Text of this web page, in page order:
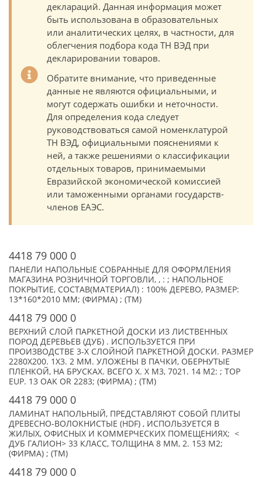
деклараций. Данная информация может
быть использована в образовательных
или аналитических целях, в частности, для
облегчения подбора кода ТН ВЭД при
декларировании товаров.
Обратите внимание, что приведенные
данные не являются официальными, и
могут содержать ошибки и неточности.
Для определения кода следует
руководствоваться самой номенклатурой
ТН ВЭД, официальными пояснениями к
ней, а также решениями о классификации
отдельных товаров, принимаемыми
Евразийской экономической комиссией
или таможенными органами государств-
членов ЕАЭС.
4418 79 000 0
ПАНЕЛИ НАПОЛЬНЫЕ СОБРАННЫЕ ДЛЯ ОФОРМЛЕНИЯ
МАГАЗИНА РОЗНИЧНОЙ ТОРГОВЛИ, , : ; НАПОЛЬНОЕ
ПОКРЫТИЕ, СОСТАВ(МАТЕРИАЛ) : 100% ДЕРЕВО, РАЗМЕР:
13*160*2010 MM; (ФИРМА) ; (TM)
4418 79 000 0
ВЕРХНИЙ СЛОЙ ПАРКЕТНОЙ ДОСКИ ИЗ ЛИСТВЕННЫХ
ПОРОД ДЕРЕВЬЕВ (ДУБ) . ИСПОЛЬЗУЕТСЯ ПРИ
ПРОИЗВОДСТВЕ 3-Х СЛОЙНОЙ ПАРКЕТНОЙ ДОСКИ. РАЗМЕР
2280Х200. 1Х3. 2 ММ. УЛОЖЕНЫ В ПАЧКИ, ОБЕРНУТЫЕ
ПЛЕНКОЙ, НА БРУСКАХ. ВСЕГО X. X М3, 7021. 14 М2: ; TOP
EUP. 13 OAK OR 2283; (ФИРМА) ; (TM)
4418 79 000 0
ЛАМИНАТ НАПОЛЬНЫЙ, ПРЕДСТАВЛЯЮТ СОБОЙ ПЛИТЫ
ДРЕВЕСНО-ВОЛОКНИСТЫЕ (HDF) , ИСПОЛЬЗУЕТСЯ В
ЖИЛЫХ, ОФИСНЫХ И КОММЕРЧЕСКИХ ПОМЕЩЕНИЯХ; <
ДУБ ГАЛИОН> 33 КЛАСС, ТОЛЩИНА 8 ММ, 2. 153 М2;
(ФИРМА) ; (TM)
4418 79 000 0